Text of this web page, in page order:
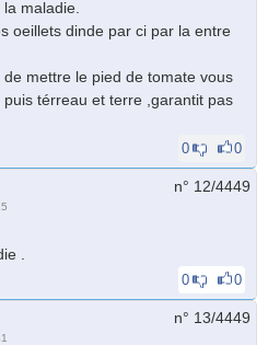
maladie.
oeillets dinde par ci par la entre
mettre le pied de tomate vous
térreau et terre ,garantit pas
0 0
n° 12/4449
.
0 0
n° 13/4449